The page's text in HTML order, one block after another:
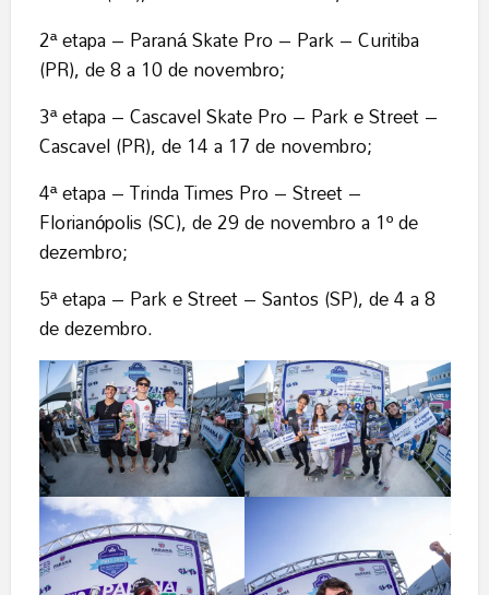
2ª etapa – Paraná Skate Pro – Park – Curitiba
(PR), de 8 a 10 de novembro;
3ª etapa – Cascavel Skate Pro – Park e Street –
Cascavel (PR), de 14 a 17 de novembro;
4ª etapa – Trinda Times Pro – Street –
Florianópolis (SC), de 29 de novembro a 1º de
dezembro;
5ª etapa – Park e Street – Santos (SP), de 4 a 8
de dezembro.